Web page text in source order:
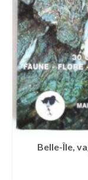
Belle-Île,